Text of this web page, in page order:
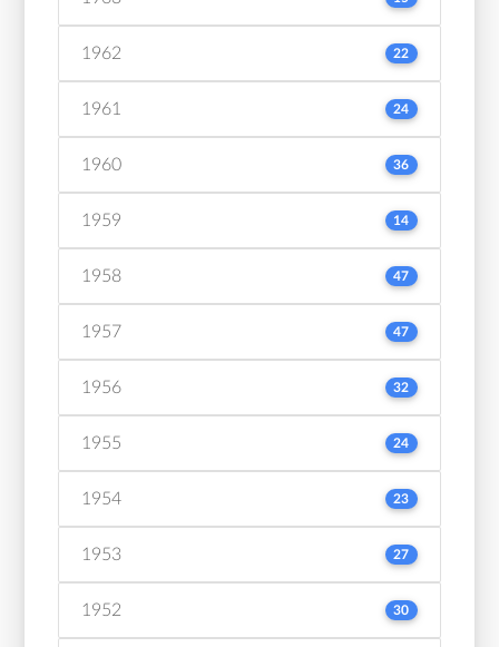
1962 22
1961 24
1960 36
1959 14
1958 47
1957 47
1956 32
1955 24
1954 23
1953 27
1952 30